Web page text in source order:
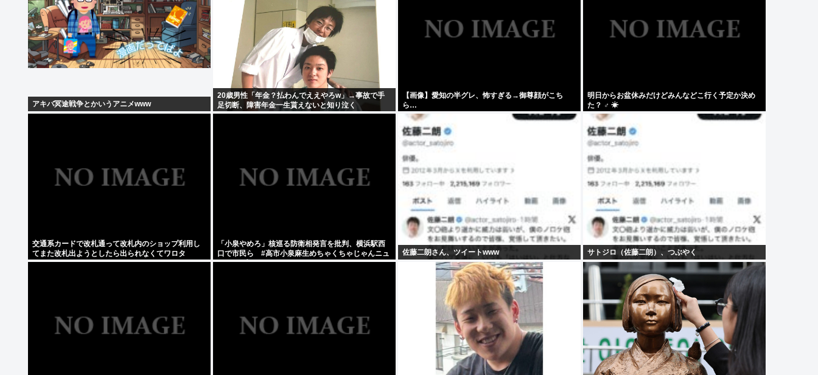
アキバ冥途戦争とかいうアニメwww
20歳男性「年金？払わんでええやろw」→事故で手
足切断、障害年金一生貰えないと知り泣く
【画像】愛知の半グレ、怖すぎる→御尊顔がこち
ら…
明日からお盆休みだけどみんなどこ行く予定か決め
た？ ‍♂ ☀
交通系カードで改札通って改札内のショップ利用し
てまた改札出ようとしたら出られなくてワロタ
「小泉やめろ」核巡る防衛相発言を批判、横浜駅西
口で市民ら #高市小泉麻生めちゃくちゃじゃんニュ
ースdeプロテスト
佐藤二朗さん、ツイートwww サトジロ（佐藤二朗）、つぶやく